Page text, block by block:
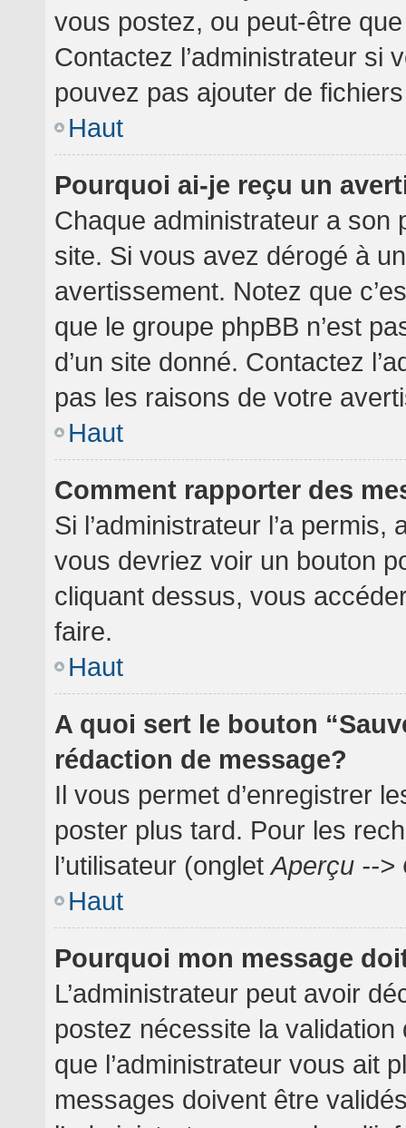
vous postez, ou peut-être
Contactez l’administrateur si
pouvez pas ajouter de
Haut
Pourquoi ai-je reçu un
Chaque administrateur a son
site. Si vous avez dérogé à
avertissement. Notez que
que le groupe phpBB n’est
d’un site donné. Contactez
pas les raisons de votre
Haut
Comment rapporter des
Si l’administrateur l’a
vous devriez voir un bouton
cliquant dessus, vous
faire.
Haut
A quoi sert le bouton
rédaction de message?
Il vous permet d’enregistrer
poster plus tard. Pour les
l’utilisateur (ongletAperçu -->
Haut
Pourquoi mon message
L’administrateur peut avoir
postez nécessite la
que l’administrateur vous ait
messages doivent être